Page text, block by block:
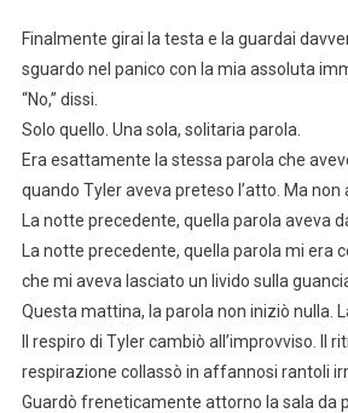
Finalmente girai la testa e la guardai
sguardo nel panico con la mia assoluta
“No,” dissi.
Solo quello. Una sola, solitaria parola.
Era esattamente la stessa parola che
quando Tyler aveva preteso l’atto. Ma non
La notte precedente, quella parola aveva
La notte precedente, quella parola mi era
che mi aveva lasciato un livido sulla
Questa mattina, la parola non iniziò nulla.
Il respiro di Tyler cambiò all’improvviso. Il
respirazione collassò in affannosi rantoli
Guardò freneticamente attorno la sala da